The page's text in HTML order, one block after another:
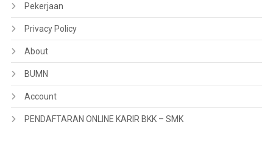
Pekerjaan
Privacy Policy
About
BUMN
Account
PENDAFTARAN ONLINE KARIR BKK – SMK